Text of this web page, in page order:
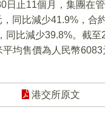
日止11個月，集團在
，同比減少41.9%，合
同比減少39.8%。截至
平均售價為人民幣
港交所原文